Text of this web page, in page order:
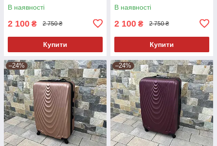
В наявності
2 100 ₴ 2 750 ₴
Купити
В наявності
2 100 ₴ 2 750 ₴
Купити
–24% –24%